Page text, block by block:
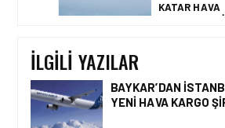
KATAR HAVA
GÜNCEL
İLGILI YAZILAR
BAYKAR’DAN
YENI HAVA KARGO